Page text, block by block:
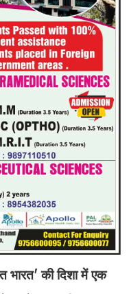
भारत' की दिशा में एक